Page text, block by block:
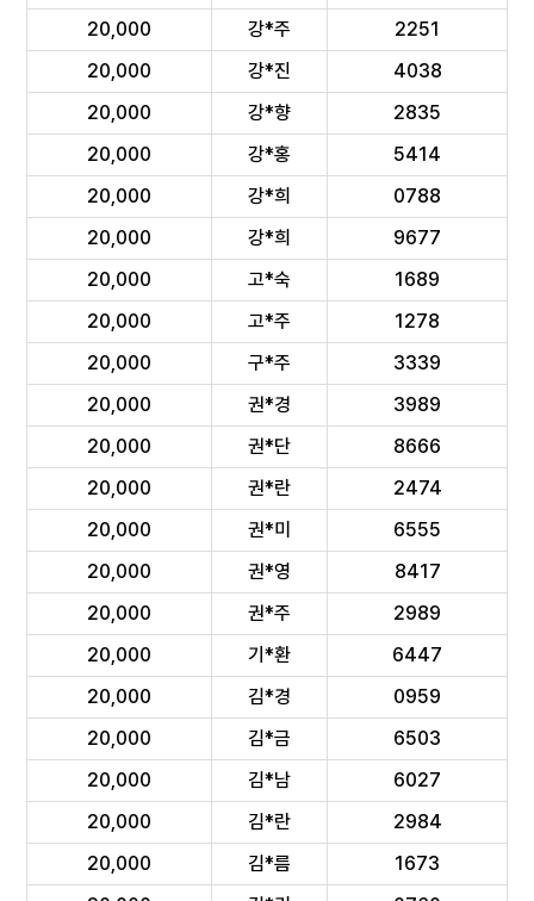
20,000
강*주
2251
20,000
강*진
4038
20,000
강*향
2835
20,000
강*홍
5414
20,000
강*희
0788
20,000
강*희
9677
20,000
고*숙
1689
20,000
고*주
1278
20,000
구*주
3339
20,000
권*경
3989
20,000
권*단
8666
20,000
권*란
2474
20,000
권*미
6555
20,000
권*영
8417
20,000
권*주
2989
20,000
기*환
6447
20,000
김*경
0959
20,000
김*금
6503
20,000
김*남
6027
20,000
김*란
2984
20,000
김*름
1673